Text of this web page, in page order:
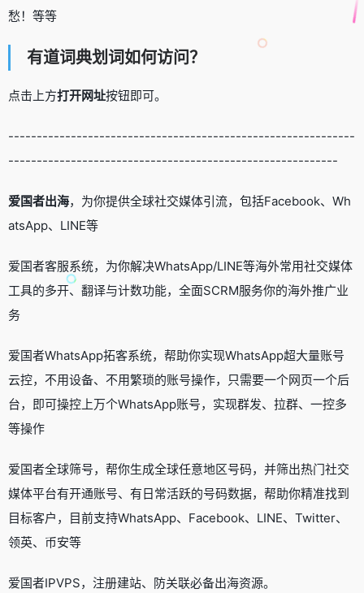
愁！等等
有道词典划词如何访问？
点击上方打开网址按钮即可。
-------------------------------------------------------------
----------------------------------------------------------
爱国者出海，为你提供全球社交媒体引流，包括Facebook、Wh
atsApp、LINE等
爱国者客服系统，为你解决WhatsApp/LINE等海外常用社交媒体
工具的多开、翻译与计数功能，全面SCRM服务你的海外推广业
务
爱国者WhatsApp拓客系统，帮助你实现WhatsApp超大量账号
云控，不用设备、不用繁琐的账号操作，只需要一个网页一个后
台，即可操控上万个WhatsApp账号，实现群发、拉群、一控多
等操作
爱国者全球筛号，帮你生成全球任意地区号码，并筛出热门社交
媒体平台有开通账号、有日常活跃的号码数据，帮助你精准找到
目标客户，目前支持WhatsApp、Facebook、LINE、Twitter、
领英、币安等
爱国者IPVPS，注册建站、防关联必备出海资源。